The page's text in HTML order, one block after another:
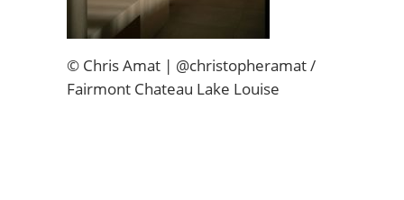
© Chris Amat | @christopheramat /
Fairmont Chateau Lake Louise